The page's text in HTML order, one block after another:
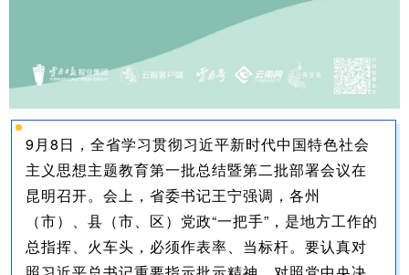
9月8日，全省学习贯彻习近平新时代中国特色社会
主义思想主题教育第一批总结暨第二批部署会议在
昆明召开。会上，省委书记王宁强调，各州
（市）、县（市、区）党政“一把手”，是地方工作的
总指挥、火车头，必须作表率、当标杆。要认真对